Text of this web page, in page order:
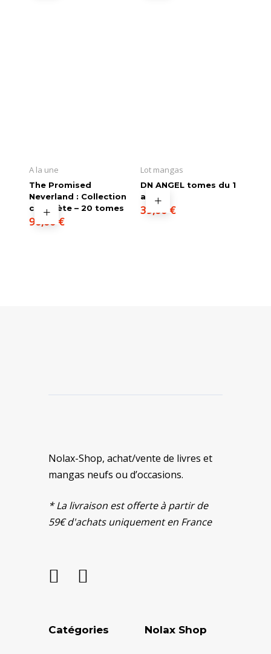
A la une
The Promised
Neverland : Collection
complète – 20 tomes
90,00 €
Lot mangas
DN ANGEL tomes du 1
au 11
39,00 €
Nolax-Shop, achat/vente de livres et
mangas neufs ou d’occasions.
* La livraison est offerte à partir de
59€ d'achats uniquement en France
Catégories Nolax Shop